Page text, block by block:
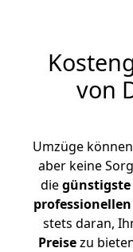
von
Umzüge
aber keine
diegünstigste
stets daran,
Preisezu